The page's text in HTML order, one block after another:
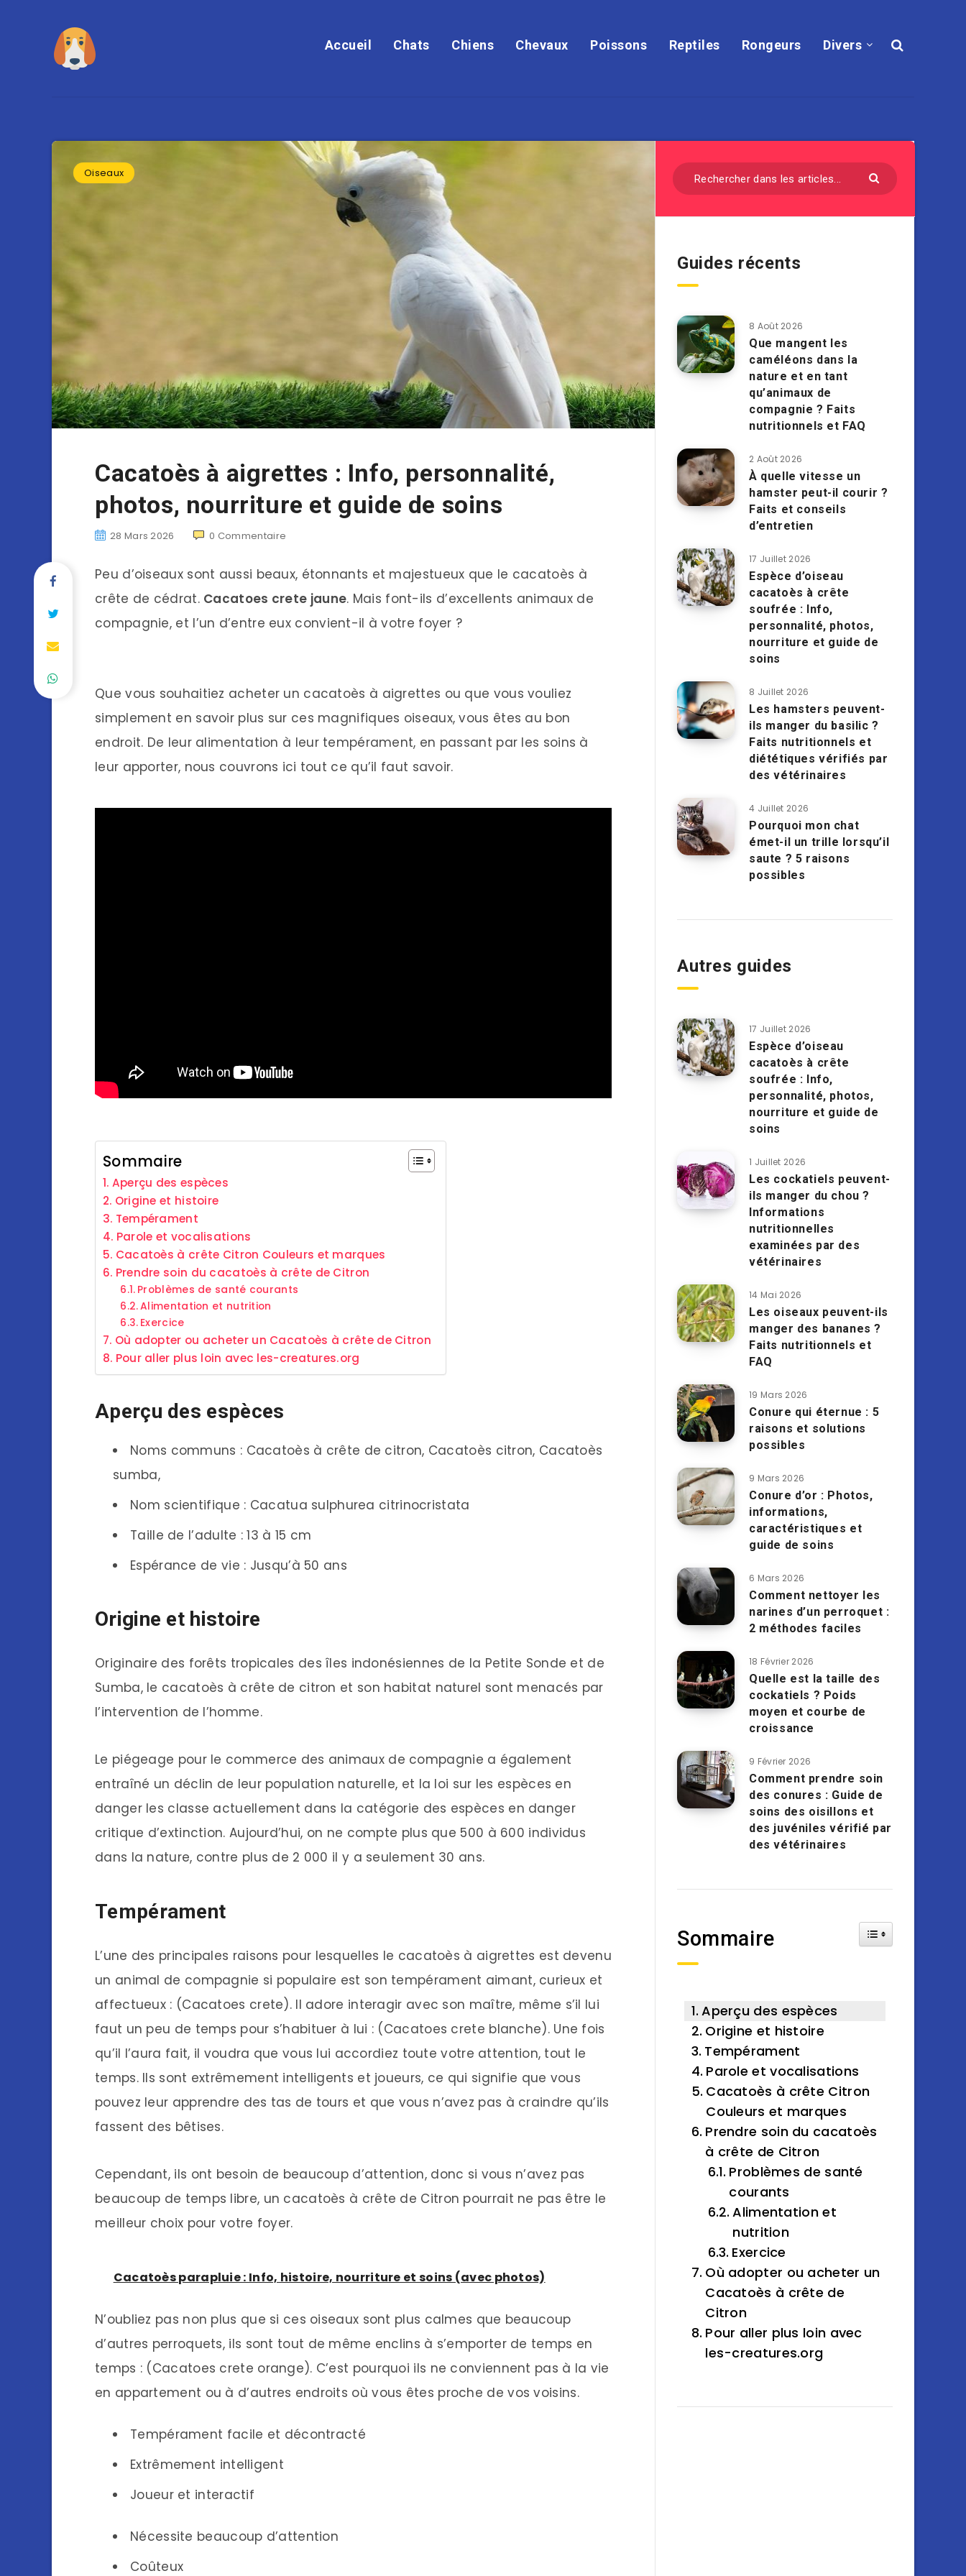
Accueil Chats Chiens Chevaux Poissons Reptiles Rongeurs Divers
Oiseaux
Cacatoès à aigrettes : Info, personnalité,
photos, nourriture et guide de soins
28 Mars 2026 0 Commentaire
Peu d’oiseaux sont aussi beaux, étonnants et majestueux que le cacatoès à
crête de cédrat. Cacatoes crete jaune. Mais font-ils d’excellents animaux de
compagnie, et l’un d’entre eux convient-il à votre foyer ?
Que vous souhaitiez acheter un cacatoès à aigrettes ou que vous vouliez
simplement en savoir plus sur ces magnifiques oiseaux, vous êtes au bon
endroit. De leur alimentation à leur tempérament, en passant par les soins à
leur apporter, nous couvrons ici tout ce qu’il faut savoir.
Sommaire
Aperçu des espèces
Origine et histoire
Tempérament
Parole et vocalisations
Cacatoès à crête Citron Couleurs et marques
Prendre soin du cacatoès à crête de Citron
Problèmes de santé courants
Alimentation et nutrition
Exercice
Où adopter ou acheter un Cacatoès à crête de Citron
Pour aller plus loin avec les-creatures.org
Aperçu des espèces
Noms communs : Cacatoès à crête de citron, Cacatoès citron, Cacatoès
sumba,
Nom scientifique : Cacatua sulphurea citrinocristata
Taille de l’adulte : 13 à 15 cm
Espérance de vie : Jusqu’à 50 ans
Origine et histoire
Originaire des forêts tropicales des îles indonésiennes de la Petite Sonde et de
Sumba, le cacatoès à crête de citron et son habitat naturel sont menacés par
l’intervention de l’homme.
Le piégeage pour le commerce des animaux de compagnie a également
entraîné un déclin de leur population naturelle, et la loi sur les espèces en
danger les classe actuellement dans la catégorie des espèces en danger
critique d’extinction. Aujourd’hui, on ne compte plus que 500 à 600 individus
dans la nature, contre plus de 2 000 il y a seulement 30 ans.
Tempérament
L’une des principales raisons pour lesquelles le cacatoès à aigrettes est devenu
un animal de compagnie si populaire est son tempérament aimant, curieux et
affectueux : (Cacatoes crete). Il adore interagir avec son maître, même s’il lui
faut un peu de temps pour s’habituer à lui : (Cacatoes crete blanche). Une fois
qu’il l’aura fait, il voudra que vous lui accordiez toute votre attention, tout le
temps. Ils sont extrêmement intelligents et joueurs, ce qui signifie que vous
pouvez leur apprendre des tas de tours et que vous n’avez pas à craindre qu’ils
fassent des bêtises.
Cependant, ils ont besoin de beaucoup d’attention, donc si vous n’avez pas
beaucoup de temps libre, un cacatoès à crête de Citron pourrait ne pas être le
meilleur choix pour votre foyer.
Cacatoès parapluie : Info, histoire, nourriture et soins (avec photos)
N’oubliez pas non plus que si ces oiseaux sont plus calmes que beaucoup
d’autres perroquets, ils sont tout de même enclins à s’emporter de temps en
temps : (Cacatoes crete orange). C’est pourquoi ils ne conviennent pas à la vie
en appartement ou à d’autres endroits où vous êtes proche de vos voisins.
Tempérament facile et décontracté
Extrêmement intelligent
Joueur et interactif
Nécessite beaucoup d’attention
Coûteux
Guides récents
8 Août 2026
Que mangent les
caméléons dans la
nature et en tant
qu’animaux de
compagnie ? Faits
nutritionnels et FAQ
2 Août 2026
À quelle vitesse un
hamster peut-il courir ?
Faits et conseils
d’entretien
17 Juillet 2026
Espèce d’oiseau
cacatoès à crête
soufrée : Info,
personnalité, photos,
nourriture et guide de
soins
8 Juillet 2026
Les hamsters peuvent-
ils manger du basilic ?
Faits nutritionnels et
diététiques vérifiés par
des vétérinaires
4 Juillet 2026
Pourquoi mon chat
émet-il un trille lorsqu’il
saute ? 5 raisons
possibles
Autres guides
17 Juillet 2026
Espèce d’oiseau
cacatoès à crête
soufrée : Info,
personnalité, photos,
nourriture et guide de
soins
1 Juillet 2026
Les cockatiels peuvent-
ils manger du chou ?
Informations
nutritionnelles
examinées par des
vétérinaires
14 Mai 2026
Les oiseaux peuvent-ils
manger des bananes ?
Faits nutritionnels et
FAQ
19 Mars 2026
Conure qui éternue : 5
raisons et solutions
possibles
9 Mars 2026
Conure d’or : Photos,
informations,
caractéristiques et
guide de soins
6 Mars 2026
Comment nettoyer les
narines d’un perroquet :
2 méthodes faciles
18 Février 2026
Quelle est la taille des
cockatiels ? Poids
moyen et courbe de
croissance
9 Février 2026
Comment prendre soin
des conures : Guide de
soins des oisillons et
des juvéniles vérifié par
des vétérinaires
Sommaire Toggle Table of
Aperçu des espèces
Origine et histoire
Tempérament
Parole et vocalisations
Cacatoès à crête Citron
Couleurs et marques
Prendre soin du cacatoès
à crête de Citron
Problèmes de santé
courants
Alimentation et
nutrition
Exercice
Où adopter ou acheter un
Cacatoès à crête de
Citron
Pour aller plus loin avec
les-creatures.org